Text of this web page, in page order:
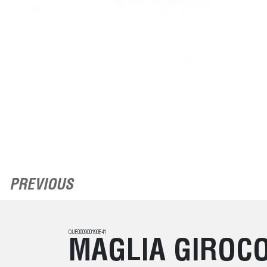
PREVIOUS
QUE000900190E41
MAGLIA